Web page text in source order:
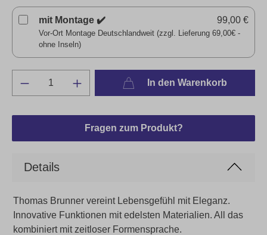
mit Montage ✔️
Vor-Ort Montage Deutschlandweit (zzgl. Lieferung 69,00€ -
ohne Inseln)
99,00 €
In den Warenkorb
Fragen zum Produkt?
Details
Thomas Brunner vereint Lebensgefühl mit Eleganz.
Innovative Funktionen mit edelsten Materialien. All das
kombiniert mit zeitloser Formensprache.